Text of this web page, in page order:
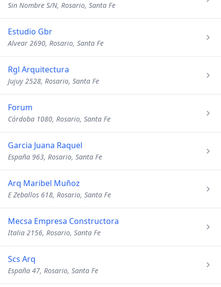
Sin Nombre S/N, Rosario, Santa Fe
Estudio Gbr
Alvear 2690, Rosario, Santa Fe
Rgl Arquitectura
Jujuy 2528, Rosario, Santa Fe
Forum
Córdoba 1080, Rosario, Santa Fe
Garcia Juana Raquel
España 963, Rosario, Santa Fe
Arq Maribel Muñoz
E Zeballos 618, Rosario, Santa Fe
Mecsa Empresa Constructora
Italia 2156, Rosario, Santa Fe
Scs Arq
España 47, Rosario, Santa Fe